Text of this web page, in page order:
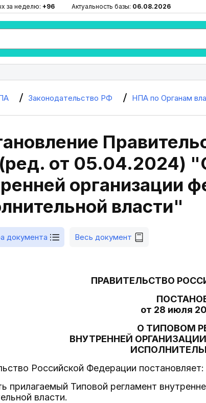
за неделю: +96 Актуальность базы: 06.08.2026
Законодательство РФ НПА по Органам
от 05.04.2024)
организации
власти"
документа Весь документ
ПРАВИТЕЛЬСТВО
от 28 июля
О ТИПОВОМ
ВНУТРЕННЕЙ
Российской Федерации постановляет:
прилагаемый Типовой регламент
власти.